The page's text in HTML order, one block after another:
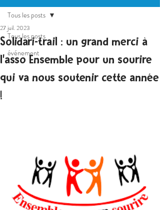
Tous les posts
événement
Tous les posts
Solidari-trail : un grand merci à
l'asso Ensemble pour un sourire
qui va nous soutenir cette année
!
27 juil. 2023